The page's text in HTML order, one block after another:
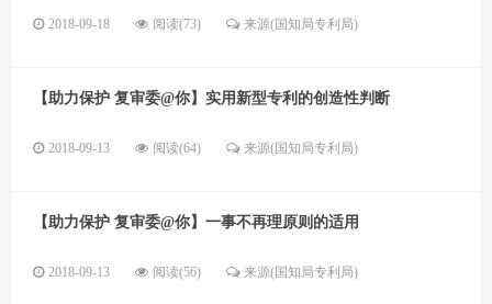
2018-09-18 阅读(73) 来源(国知局专利局)
【助力保护 复审委@你】实用新型专利的创造性判断
2018-09-13 阅读(64) 来源(国知局专利局)
【助力保护 复审委@你】一事不再理原则的适用
2018-09-13 阅读(56) 来源(国知局专利局)